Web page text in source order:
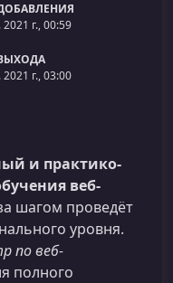
2021 г., 00:59
2021 г., 03:00
и практико-
веб-
шагом проведёт
уровня.
по веб-
полного